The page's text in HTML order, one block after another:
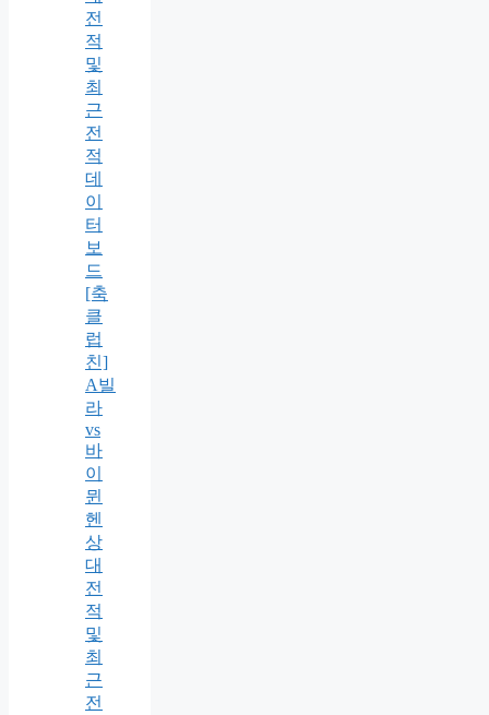
전
적
및
최
근
전
적
데
이
터
보
드
[축
클
럽
친]
A빌
라
vs
바
이
뮌
헨
상
대
전
적
및
최
근
전